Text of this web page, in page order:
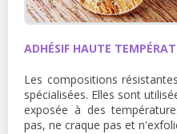
ADHÉSIF HAUTE
Les compositions
spécialisées. Elles sont
exposée à des
pas, ne craque pas et